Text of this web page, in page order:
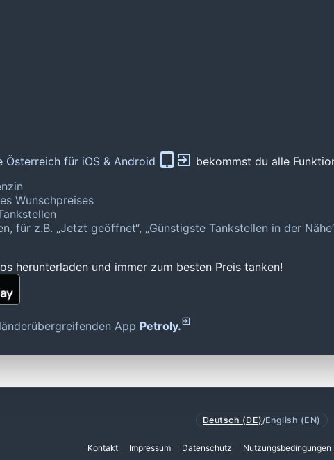
Österreich für iOS & Android
bekommst du alle
Wunschpreises
für z.B. „Jetzt geöffnet“, „Günstigste Tankstellen in der
herunterladen und immer zum besten Preis tanken!
App Petroly.
Deutsch (DE) /English (EN)
Kontakt Impressum Datenschutz Nutzungsbedingungen